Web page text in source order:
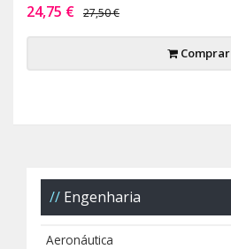
24,75 € 27,50 €
Comprar
Engenharia
Aeronáutica